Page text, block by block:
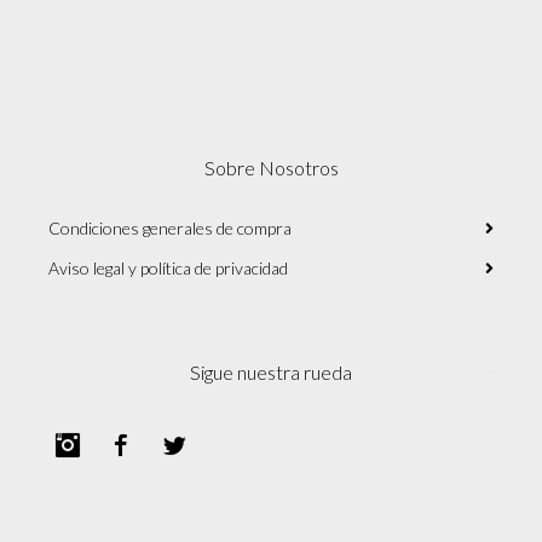
Sobre Nosotros
Condiciones generales de compra
Aviso legal y política de privacidad
Sigue nuestra rueda
InstagramFacebook